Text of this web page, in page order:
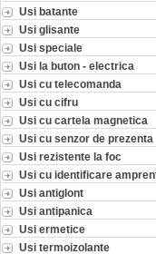
Usi batante
Usi glisante
Usi speciale
Usi la buton - electrica
Usi cu telecomanda
Usi cu cifru
Usi cu cartela magnetica
Usi cu senzor de prezenta
Usi rezistente la foc
Usi cu identificare
Usi antiglont
Usi antipanica
Usi ermetice
Usi termoizolante